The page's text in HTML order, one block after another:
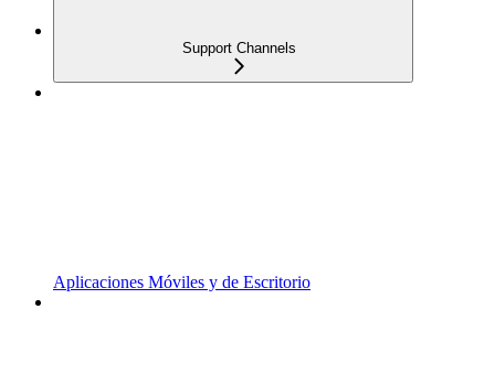
Support Channels
Aplicaciones Móviles y de Escritorio